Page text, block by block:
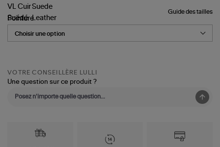
Guide des tailles
Pointure
VOTRE CONSEILLÈRE LULLI
Une question sur ce produit ?